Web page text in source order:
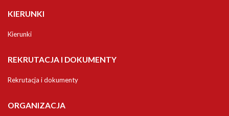
KIERUNKI
Kierunki
REKRUTACJA I DOKUMENTY
Rekrutacja i dokumenty
ORGANIZACJA